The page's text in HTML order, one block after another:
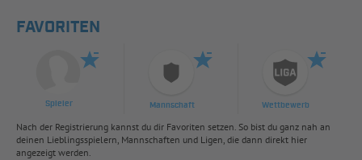
FAVORITEN
Spieler Mannschaft Wettbewerb
Nach der Registrierung kannst du dir Favoriten setzen. So bist du ganz nah an
deinen Lieblingsspielern, Mannschaften und Ligen, die dann direkt hier
angezeigt werden.